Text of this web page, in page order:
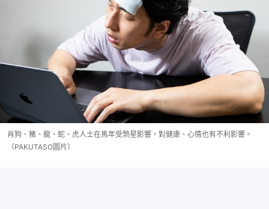
肖狗、豬、龍、蛇、虎人士在馬年受煞星影響，對健康、心情也有不利影響。
（PAKUTASO圖片）